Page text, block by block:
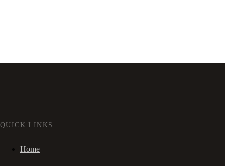
QUICK LINKS
Home